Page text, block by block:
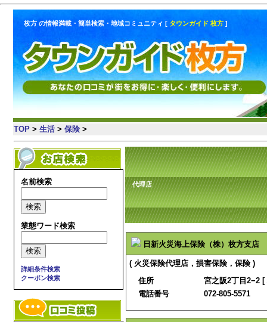
枚方 の情報満載・簡単検索・地域コミュニティ [ タウンガイド 枚方 ]
TOP > 生活 > 保険 >
名前検索
業態ワード検索
詳細条件検索
クーポン検索
代理店
日新火災海上保険（株）枚方支店
( 火災保険代理店，損害保険，保険 )
住所
宮之阪2丁目2−2 [
電話番号
072-805-5571